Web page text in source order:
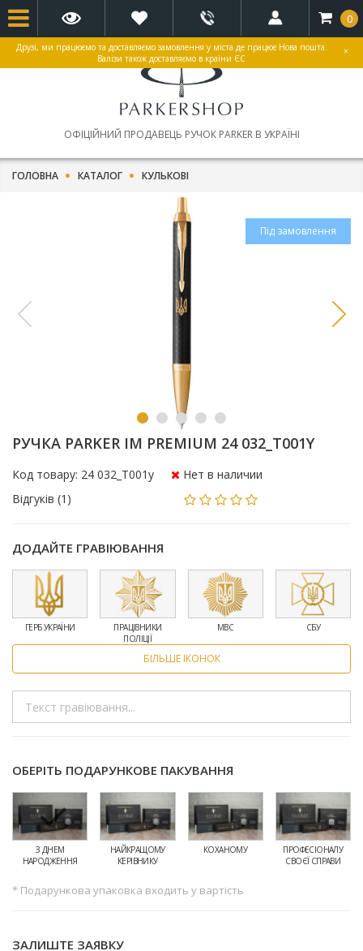
Друзі, ми працюємо та доставляємо замовлення у міста де працює Нова пошта.
Валізи також доставляємо в країни ЄС
×
ОФІЦІЙНИЙ ПРОДАВЕЦЬ РУЧОК PARKER В УКРАЇНІ
0
ГОЛОВНА КАТАЛОГ КУЛЬКОВІ
Під замовлення
РУЧКА PARKER IM PREMIUM 24 032_T001Y
Код товару: 24 032_T001y
Нет в наличии
Відгуків (1)
ДОДАЙТЕ ГРАВІЮВАННЯ
ГЕРБ УКРАЇНИ
ПРАЦІВНИКИ
ПОЛІЦІЇ
МВС СБУ
БІЛЬШЕ ІКОНОК
ОБЕРІТЬ ПОДАРУНКОВЕ ПАКУВАННЯ
З ДНЕМ
НАРОДЖЕННЯ
НАЙКРАЩОМУ
КЕРІВНИКУ
КОХАНОМУ
ПРОФЕСІОНАЛУ
СВОЄЇ СПРАВИ
* Подарункова упаковка входить у вартість
ЗАЛИШТЕ ЗАЯВКУ